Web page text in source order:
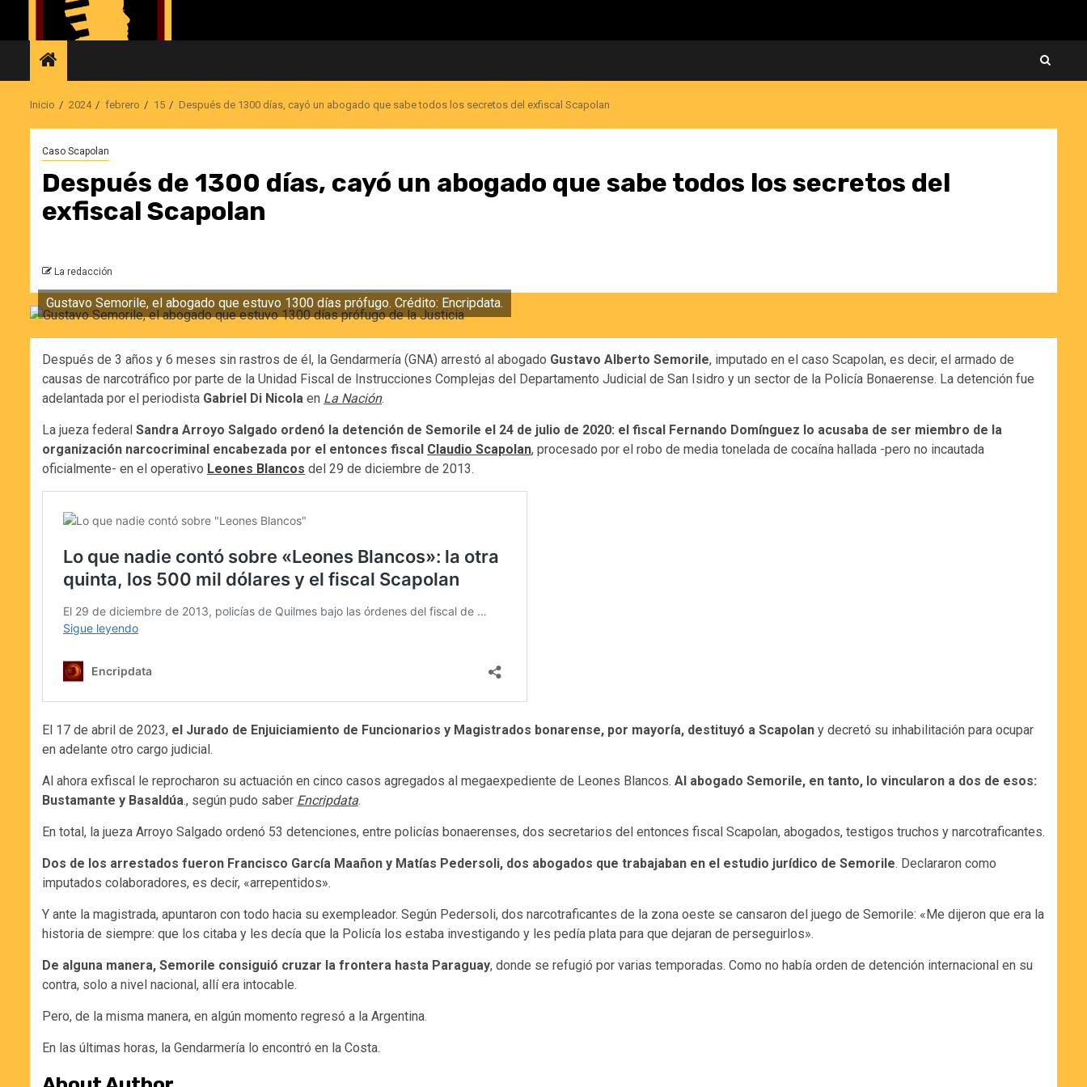
Inicio 2024 febrero 15 Después de 1300 días, cayó un abogado que sabe todos los secretos del exfiscal Scapolan
Caso Scapolan
Después de 1300 días, cayó un abogado que sabe todos los secretos del
exfiscal Scapolan
La redacción
Gustavo Semorile, el abogado que estuvo 1300 días prófugo. Crédito: Encripdata.
Después de 3 años y 6 meses sin rastros de él, la Gendarmería (GNA) arrestó al abogado Gustavo Alberto Semorile, imputado en el caso Scapolan, es decir, el armado de
causas de narcotráfico por parte de la Unidad Fiscal de Instrucciones Complejas del Departamento Judicial de San Isidro y un sector de la Policía Bonaerense. La detención fue
adelantada por el periodista Gabriel Di Nicola en La Nación.
La jueza federal Sandra Arroyo Salgado ordenó la detención de Semorile el 24 de julio de 2020: el fiscal Fernando Domínguez lo acusaba de ser miembro de la
organización narcocriminal encabezada por el entonces fiscal Claudio Scapolan, procesado por el robo de media tonelada de cocaína hallada -pero no incautada
oficialmente- en el operativo Leones Blancos del 29 de diciembre de 2013.
El 17 de abril de 2023, el Jurado de Enjuiciamiento de Funcionarios y Magistrados bonarense, por mayoría, destituyó a Scapolan y decretó su inhabilitación para ocupar
en adelante otro cargo judicial.
Al ahora exfiscal le reprocharon su actuación en cinco casos agregados al megaexpediente de Leones Blancos. Al abogado Semorile, en tanto, lo vincularon a dos de esos:
Bustamante y Basaldúa., según pudo saber Encripdata.
En total, la jueza Arroyo Salgado ordenó 53 detenciones, entre policías bonaerenses, dos secretarios del entonces fiscal Scapolan, abogados, testigos truchos y narcotraficantes.
Dos de los arrestados fueron Francisco García Maañon y Matías Pedersoli, dos abogados que trabajaban en el estudio jurídico de Semorile. Declararon como
imputados colaboradores, es decir, «arrepentidos».
Y ante la magistrada, apuntaron con todo hacia su exempleador. Según Pedersoli, dos narcotraficantes de la zona oeste se cansaron del juego de Semorile: «Me dijeron que era la
historia de siempre: que los citaba y les decía que la Policía los estaba investigando y les pedía plata para que dejaran de perseguirlos».
De alguna manera, Semorile consiguió cruzar la frontera hasta Paraguay, donde se refugió por varias temporadas. Como no había orden de detención internacional en su
contra, solo a nivel nacional, allí era intocable.
Pero, de la misma manera, en algún momento regresó a la Argentina.
En las últimas horas, la Gendarmería lo encontró en la Costa.